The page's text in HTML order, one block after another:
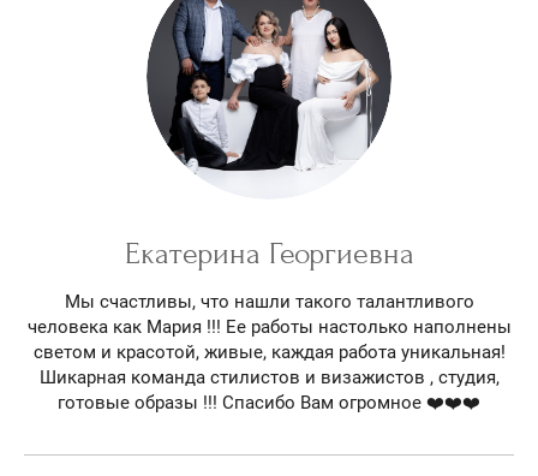
Екатерина Георгиевна
Мы счастливы, что нашли такого талантливого
человека как Мария !!! Ее работы настолько наполнены
светом и красотой, живые, каждая работа уникальная!
Шикарная команда стилистов и визажистов , студия,
готовые образы !!! Спасибо Вам огромное ❤️❤️❤️